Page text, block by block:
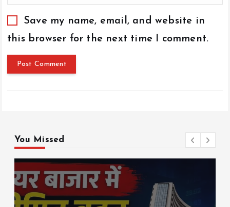
Save my name, email, and website in
this browser for the next time I comment.
You Missed